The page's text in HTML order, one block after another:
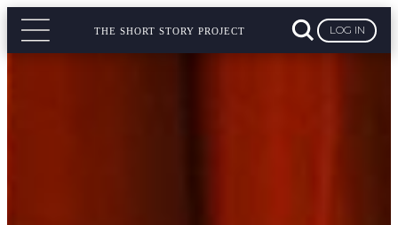
THE SHORT STORY PROJECT LOG IN